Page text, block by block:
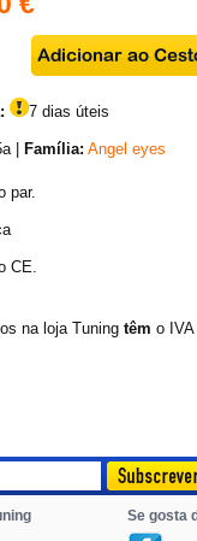
7 dias úteis
| Família: Angel eyes
par.
CE.
na loja Tuning têm o
Se gosta